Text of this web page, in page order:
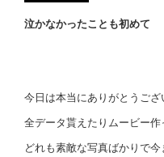
泣かなかったことも初めて
今日は本当にありがとうござ
全データ貰えたりムービー作
どれも素敵な写真ばかりで